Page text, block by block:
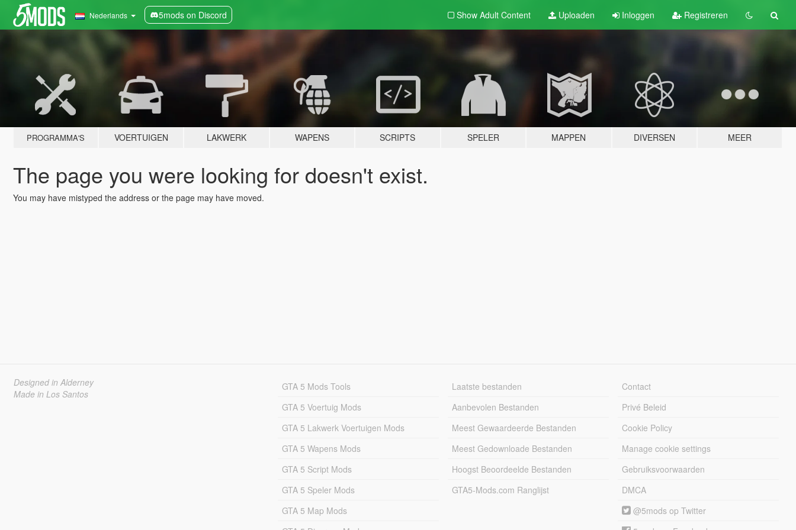
Nederlands 5mods on Discord Show Adult Content Uploaden Inloggen Registreren
PROGRAMMA'S VOERTUIGEN LAKWERK WAPENS SCRIPTS SPELER MAPPEN DIVERSEN MEER
The page you were looking for doesn't exist.
You may have mistyped the address or the page may have moved.
Designed in Alderney
Made in Los Santos
GTA 5 Mods Tools
GTA 5 Voertuig Mods
GTA 5 Lakwerk Voertuigen Mods
GTA 5 Wapens Mods
GTA 5 Script Mods
GTA 5 Speler Mods
GTA 5 Map Mods
Laatste bestanden
Aanbevolen Bestanden
Meest Gewaardeerde Bestanden
Meest Gedownloade Bestanden
Hoogst Beoordeelde Bestanden
GTA5-Mods.com Ranglijst
Contact
Privé Beleid
Cookie Policy
Manage cookie settings
Gebruiksvoorwaarden
DMCA
@5mods op Twitter